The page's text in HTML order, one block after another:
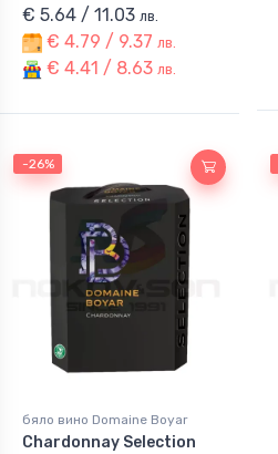
€ 5.64 / 11.03 лв.
€ 4.79 / 9.37 лв.
€ 4.41 / 8.63 лв.
-26%
бяло вино Domaine Boyar
Chardonnay Selection